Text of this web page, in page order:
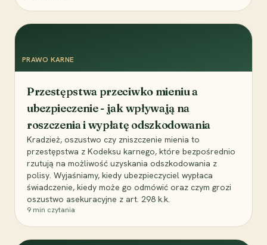
PRAWO KARNE
Przestępstwa przeciwko mieniu a
ubezpieczenie - jak wpływają na
roszczenia i wypłatę odszkodowania
Kradzież, oszustwo czy zniszczenie mienia to
przestępstwa z Kodeksu karnego, które bezpośrednio
rzutują na możliwość uzyskania odszkodowania z
polisy. Wyjaśniamy, kiedy ubezpieczyciel wypłaca
świadczenie, kiedy może go odmówić oraz czym grozi
oszustwo asekuracyjne z art. 298 k.k.
9 min czytania